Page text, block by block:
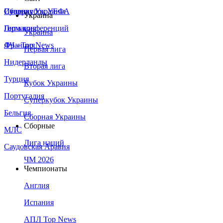
Сборная Украины
Италия
Германия
Франция
Нидерланды
Турция
Португалия
Бельгия
МЛС
Саудовская Аравия
Суперкубок УЕФА
Лига конференций
ЛЧ - Top News
Украина
Украина
Первая лига
Вторая лига
Кубок Украины
Суперкубок Украины
Сборная Украины
Сборные
Лига наций
ЧМ 2026
Чемпионаты
Англия
Испания
АПЛ Top News